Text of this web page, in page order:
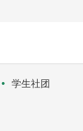
学生社团